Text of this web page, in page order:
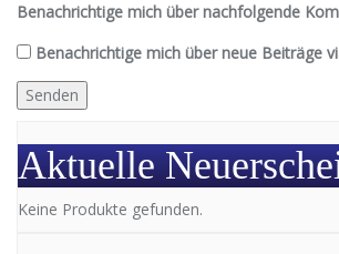
Benachrichtige mich über nachfolgende
Benachrichtige mich über neue Beiträge
Aktuelle
Keine Produkte gefunden.